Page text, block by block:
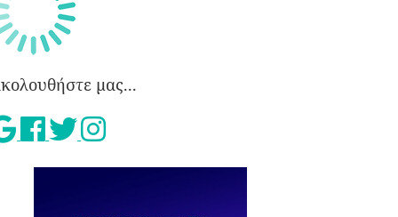
μας...